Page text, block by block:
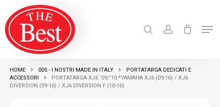
main
content
Products
search
HOME 005 - I NOSTRI MADE IN ITALY
PORTATARGA DEDICATI E
ACCESSORI
PORTATARGA XJ6 ’09/’10 *YAMAHA XJ6 (09-16) / XJ6
DIVERSION (09-16) / XJ6 DIVERSION F (10-16)
Close